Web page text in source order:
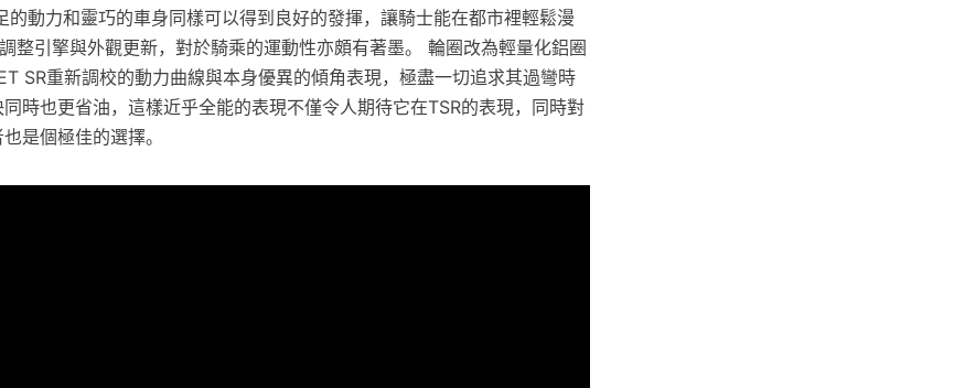
的動力和靈巧的車身同樣可以得到良好的發揮，讓騎士能在都市裡輕鬆漫
整引擎與外觀更新，對於騎乘的運動性亦頗有著墨。 輪圈改為輕量化鋁圈
SR重新調校的動力曲線與本身優異的傾角表現，極盡一切追求其過彎時
時也更省油，這樣近乎全能的表現不僅令人期待它在TSR的表現，同時對
是個極佳的選擇。